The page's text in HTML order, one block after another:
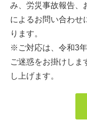
み、労災事故報告、
によるお問い合わせ
ります。
※ご対応は、令和3
ご迷惑をお掛けしま
し上げます。